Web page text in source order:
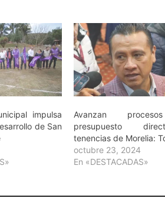
impulsa
de San
Avanzan
presupuesto
tenencias de Morelia:
octubre 23, 2024
En «DESTACADAS»